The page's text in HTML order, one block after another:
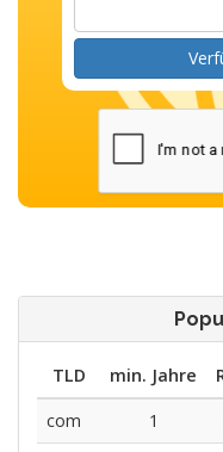
TLD min. Jahre
com
1